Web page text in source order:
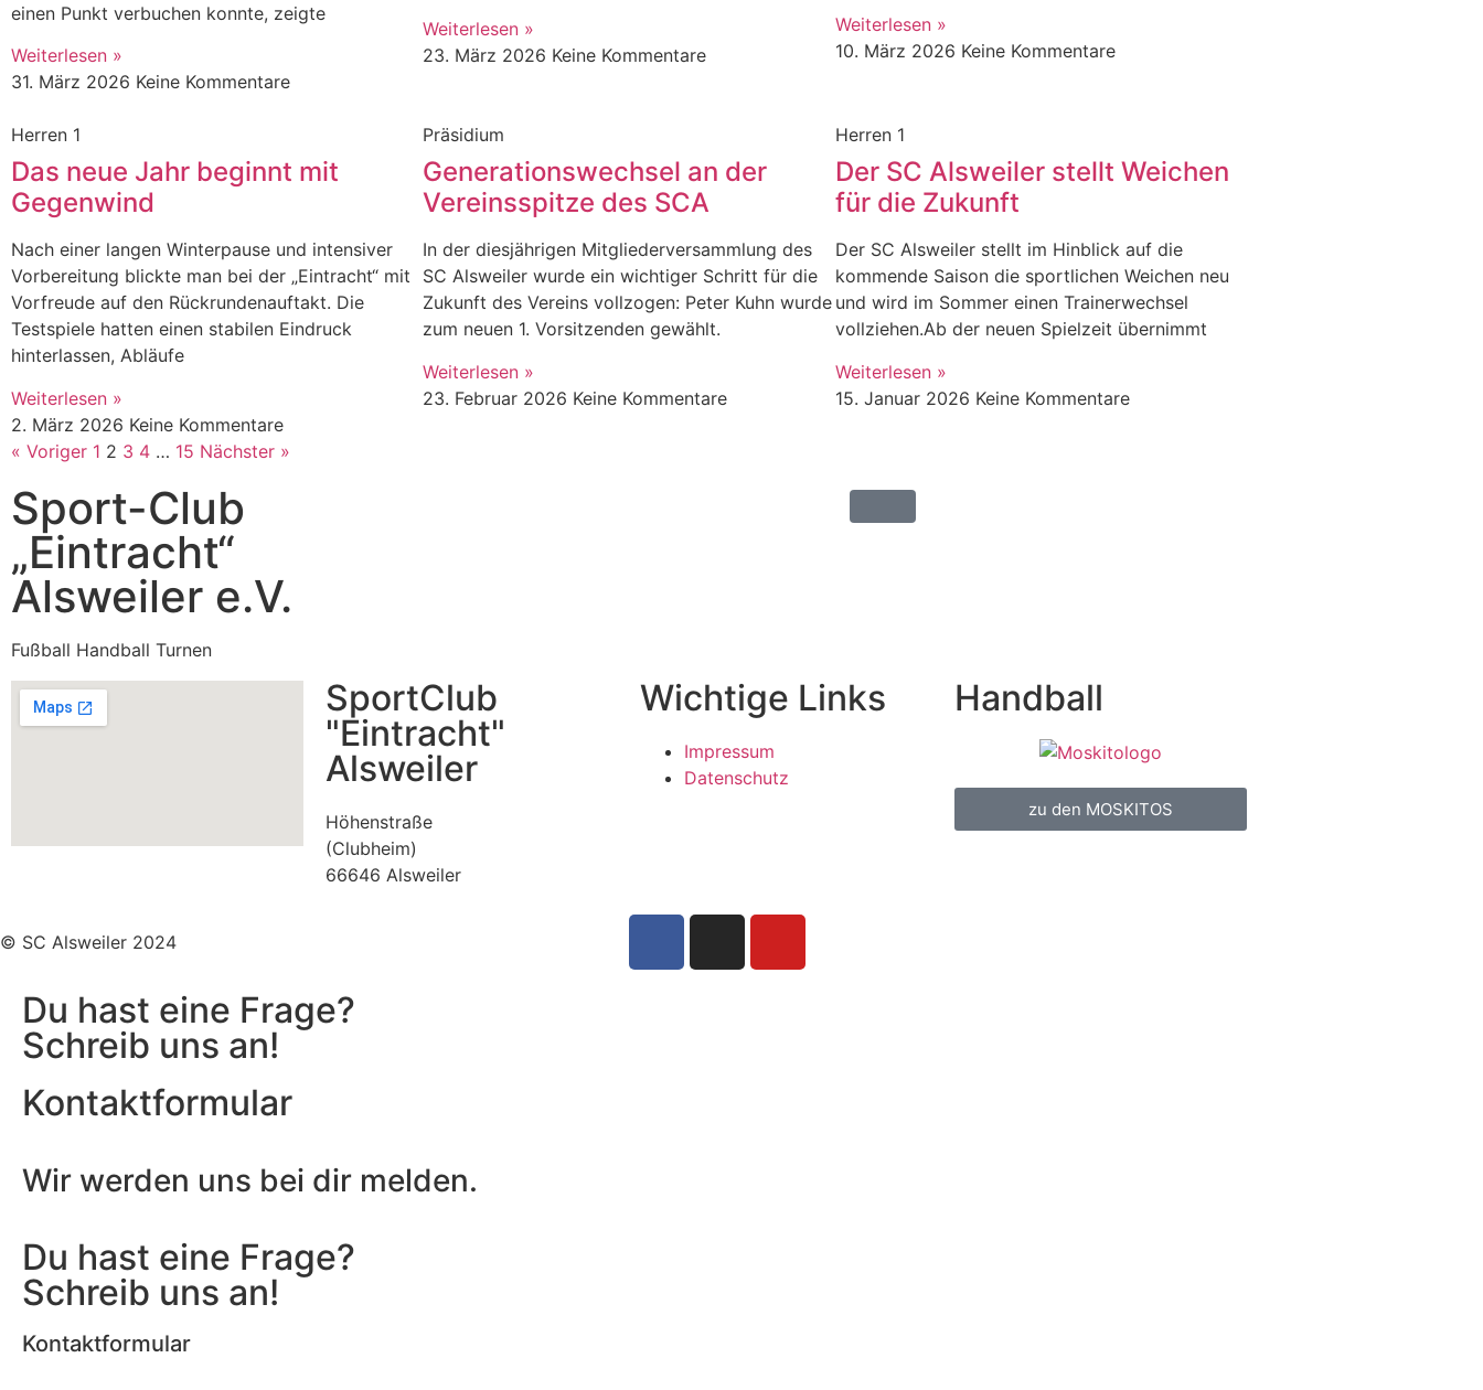
einen Punkt verbuchen konnte, zeigte
Weiterlesen »
31. März 2026 Keine Kommentare
Weiterlesen »
23. März 2026 Keine Kommentare
Weiterlesen »
10. März 2026 Keine Kommentare
Herren 1
Das neue Jahr beginnt mit
Gegenwind
Nach einer langen Winterpause und intensiver
Vorbereitung blickte man bei der „Eintracht“ mit
Vorfreude auf den Rückrundenauftakt. Die
Testspiele hatten einen stabilen Eindruck
hinterlassen, Abläufe
Weiterlesen »
2. März 2026 Keine Kommentare
Präsidium
Generationswechsel an der
Vereinsspitze des SCA
In der diesjährigen Mitgliederversammlung des
SC Alsweiler wurde ein wichtiger Schritt für die
Zukunft des Vereins vollzogen: Peter Kuhn wurde
zum neuen 1. Vorsitzenden gewählt.
Weiterlesen »
23. Februar 2026 Keine Kommentare
Herren 1
Der SC Alsweiler stellt Weichen
für die Zukunft
Der SC Alsweiler stellt im Hinblick auf die
kommende Saison die sportlichen Weichen neu
und wird im Sommer einen Trainerwechsel
vollziehen.Ab der neuen Spielzeit übernimmt
Weiterlesen »
15. Januar 2026 Keine Kommentare
« Voriger 1 2 3 4 … 15 Nächster »
Sport-Club
„Eintracht“
Alsweiler e.V.
Fußball Handball Turnen
SportClub
"Eintracht"
Alsweiler
Höhenstraße
(Clubheim)
66646 Alsweiler
Wichtige Links
Impressum
Datenschutz
Handball
zu den MOSKITOS
© SC Alsweiler 2024
Du hast eine Frage?
Schreib uns an!
Kontaktformular
Wir werden uns bei dir melden.
Du hast eine Frage?
Schreib uns an!
Kontaktformular